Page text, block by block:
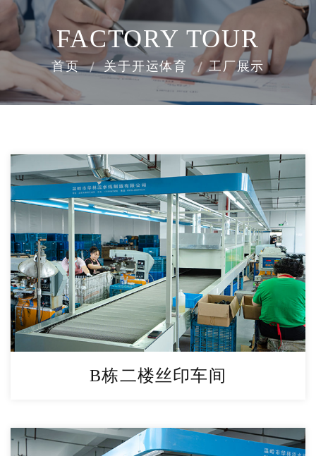
FACTORY TOUR
首页 关于开运体育 工厂展示
B栋二楼丝印车间